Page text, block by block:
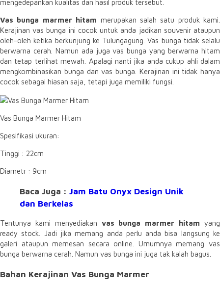
mengedepankan kualitas dan hasil produk tersebut.
Vas bunga marmer hitam merupakan salah satu produk kami.
Kerajinan vas bunga ini cocok untuk anda jadikan souvenir ataupun
oleh-oleh ketika berkunjung ke Tulungagung. Vas bunga tidak selalu
berwarna cerah. Namun ada juga vas bunga yang berwarna hitam
dan tetap terlihat mewah. Apalagi nanti jika anda cukup ahli dalam
mengkombinasikan bunga dan vas bunga. Kerajinan ini tidak hanya
cocok sebagai hiasan saja, tetapi juga memiliki fungsi.
Vas Bunga Marmer Hitam
Spesifikasi ukuran:
Tinggi : 22cm
Diametr : 9cm
Baca Juga : Jam Batu Onyx Design Unik
dan Berkelas
Tentunya kami menyediakan vas bunga marmer hitamyang
ready stock. Jadi jika memang anda perlu anda bisa langsung ke
galeri ataupun memesan secara online. Umumnya memang vas
bunga berwarna cerah. Namun vas bunga ini juga tak kalah bagus.
Bahan Kerajinan Vas Bunga Marmer